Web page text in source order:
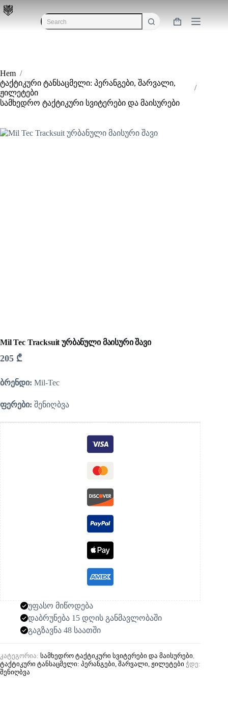
Skip
to
Shopping
Hem /
ტაქტიკური ტანსაცმელი: პერანგები, შარვალი,
ჟილეტები
/
სამხედრო ტაქტიკური სვიტერები და მაისურები
Mil Tec Tracksuit ურბანული მაისური შავი
205 ₾
ბრენდი: Mil-Tec
ფერები: შენიღბვა
უფასო მიწოდება
დაბრუნება 15 დღის განმავლობაში
გაგზავნა 48 საათში
კატეგორია: სამხედრო ტაქტიკური სვიტერები და მაისურები
ტაქტიკური ტანსაცმელი: პერანგები, შარვალი, ჟილეტები ჭდე:
შენიღბვა